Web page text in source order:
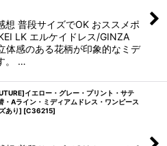
想 普段サイズでOK おススメポ
LK エルケイドレス/GINZA
体感のある花柄が印象的なミデ
。 …
イエロー・グレー・プリント・サテ
・Aライン・ミディアムドレス・ワンピース
あり] [C36215]